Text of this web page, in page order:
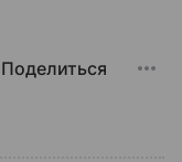
Поделиться